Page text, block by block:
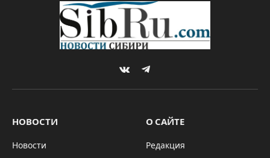
VKontakteTelegram
НОВОСТИ
Новости
О САЙТЕ
Редакция